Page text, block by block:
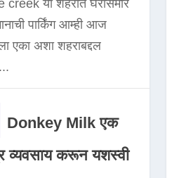
creek या शहरात घरासमोर
पार्किंग आम्ही आज
एका अशा शहराबद्दल
Donkey Milk एक
व्यवसाय करून यशस्वी